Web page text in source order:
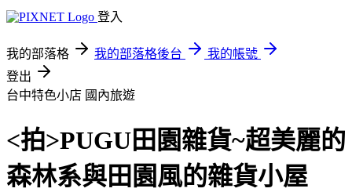
登入
我的部落格 我的部落格後台
我的帳號
登出
台中特色小店 國內旅遊
<拍>PUGU田園雜貨~超美麗的
森林系與田園風的雜貨小屋